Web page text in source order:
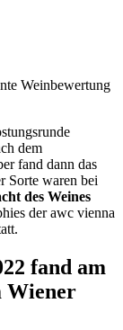
Weinbewertung
dem
fand dann das
Sorte waren bei
des Weines
der awc vienna
fand am
Wiener